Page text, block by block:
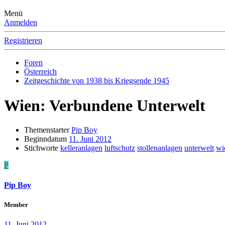
Menü
Anmelden
Registrieren
Foren
Österreich
Zeitgeschichte von 1938 bis Kriegsende 1945
Wien: Verbundene Unterwelt
Themenstarter Pip Boy
Beginndatum 11. Juni 2012
Stichworte kelleranlagen luftschutz stollenanlagen unterwelt
P
Pip Boy
Member